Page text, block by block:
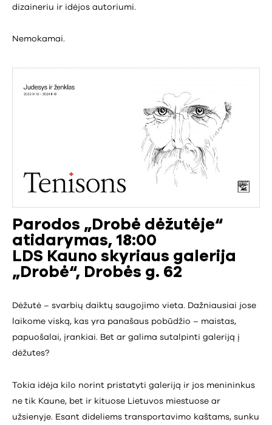
dizaineriu ir idėjos autoriumi.
Nemokamai.
Parodos „Drobė dėžutėje“
atidarymas, 18:00
LDS Kauno skyriaus galerija
„Drobė“, Drobės g. 62
Dėžutė – svarbių daiktų saugojimo vieta. Dažniausiai jose
laikome viską, kas yra panašaus pobūdžio – maistas,
papuošalai, įrankiai. Bet ar galima sutalpinti galeriją į
dėžutes?
Tokia idėja kilo norint pristatyti galeriją ir jos menininkus
ne tik Kaune, bet ir kituose Lietuvos miestuose ar
užsienyje. Esant dideliems transportavimo kaštams, sunku